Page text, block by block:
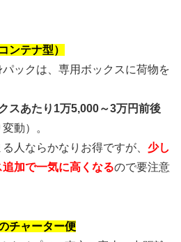
ンテナ型）
ックは、専用ボックスに荷物を
スあたり1万5,000～3万円前後
動）。
人ならかなりお得ですが、 少し
加で一気に高くなるので要注意
チャーター便